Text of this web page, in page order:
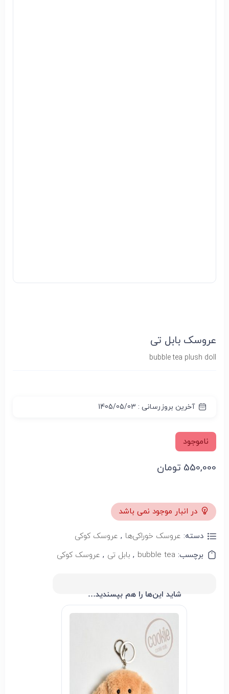
عروسک بابل تی
bubble tea plush doll
آخرین بروزرسانی : 1405/05/03
ناموجود
550,000 تومان
در انبار موجود نمی باشد
دسته: عروسک خوراکی‌‌ها , عروسک کوکی
برچسب: bubble tea
, بابل تی , عروسک کوکی
شاید این‌ها را هم بپسندید…